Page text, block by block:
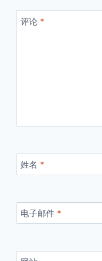
评论 *
姓名 *
电子邮件 *